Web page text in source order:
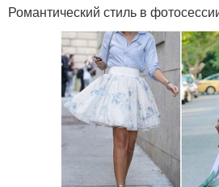
Романтический стиль в